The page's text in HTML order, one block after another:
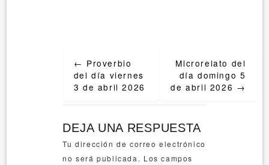
navigation
← Proverbio
del día viernes
3 de abril 2026
Microrelato del
día domingo 5
de abril 2026 →
DEJA UNA RESPUESTA
Tu dirección de correo electrónico
no será publicada. Los campos